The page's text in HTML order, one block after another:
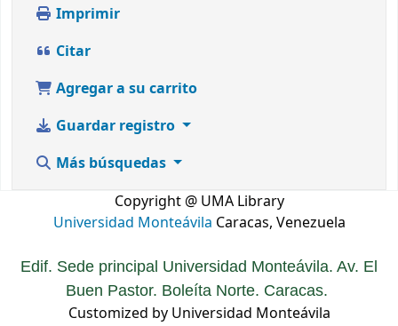
Imprimir
Citar
Agregar a su carrito
Guardar registro
Más búsquedas
Copyright @ UMA Library
Universidad Monteávila Caracas, Venezuela
Edif. Sede principal Universidad Monteávila. Av. El
Buen Pastor. Boleíta Norte. Caracas.
Customized by Universidad Monteávila